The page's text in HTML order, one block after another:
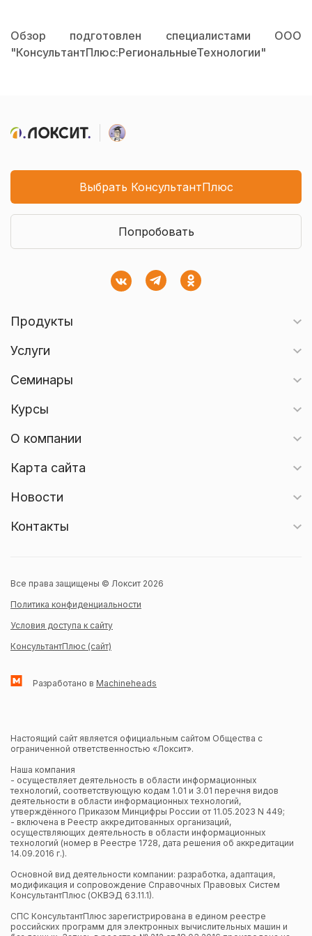
Обзор подготовлен специалистами ООО
"КонсультантПлюс:РегиональныеТехнологии"
Выбрать КонсультантПлюс
Попробовать
Продукты
Услуги
Семинары
Курсы
О компании
Карта сайта
Новости
Контакты
Все права защищены © Локсит 2026
Политика конфиденциальности
Условия доступа к сайту
КонсультантПлюс (сайт)
Разработано в Machineheads
Настоящий сайт является официальным сайтом Общества с
ограниченной ответственностью «Локсит».
Наша компания
- осуществляет деятельность в области информационных
технологий, соответствующую кодам 1.01 и 3.01 перечня видов
деятельности в области информационных технологий,
утверждённого Приказом Минцифры России от 11.05.2023 N 449;
- включена в Реестр аккредитованных организаций,
осуществляющих деятельность в области информационных
технологий (номер в Реестре 1728, дата решения об аккредитации
14.09.2016 г.).
Основной вид деятельности компании: разработка, адаптация,
модификация и сопровождение Справочных Правовых Систем
КонсультантПлюс (ОКВЭД 63.11.1).
СПС КонсультантПлюс зарегистрирована в едином реестре
российских программ для электронных вычислительных машин и